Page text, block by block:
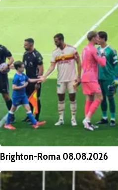
Brighton-Roma 08.08.2026